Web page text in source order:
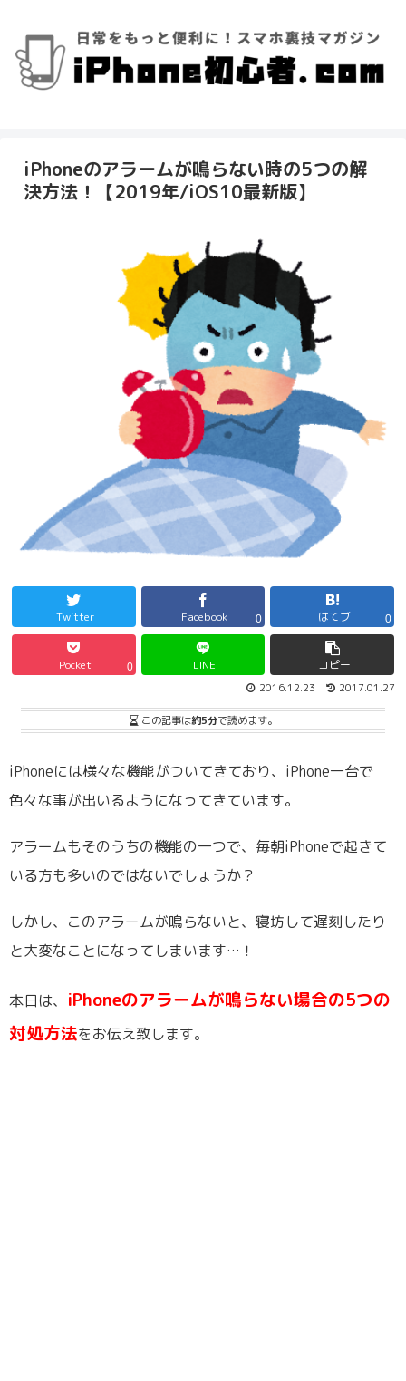
iPhoneのアラームが鳴らない時の5つの解
決方法！【2019年/iOS10最新版】
Twitter Facebook 0 はてブ 0
Pocket 0 LINE コピー
2017.01.27
2016.12.23
この記事は約5分で読めます。
iPhoneには様々な機能がついてきており、iPhone一台で
色々な事が出いるようになってきています。
アラームもそのうちの機能の一つで、毎朝iPhoneで起きて
いる方も多いのではないでしょうか？
しかし、このアラームが鳴らないと、寝坊して遅刻したり
と大変なことになってしまいます…！
本日は、 iPhoneのアラームが鳴らない場合の5つの
対処方法をお伝え致します。